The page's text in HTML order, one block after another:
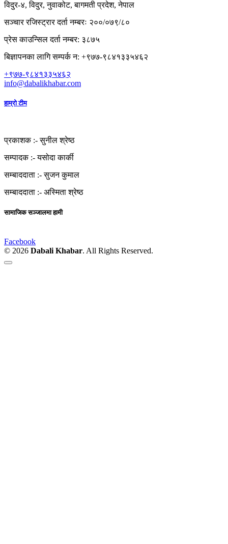
विदुर-४, विदुर, नुवाकोट, बागमती प्रदेश, नेपाल
सञ्चार रजिस्ट्रार दर्ता नम्बरः २००/०७९/८०
प्रेस काउन्सिल दर्ता नम्बर: ३८७५
बिज्ञापनका लागि सम्पर्क न: +९७७-९८४१३३५४६२
+९७७-९८४१३३५४६२
info@dabalikhabar.com
हाम्रो टीम
प्रकाशक :-सुनील श्रेष्ठ
सम्पादक :-यसोदा कार्की
सम्बाददाता :-सुजन कुमाल
सम्बाददाता :- अस्मिता श्रेष्ठ
सामाजिक सञ्जालमा हामी
Facebook
© 2026 Dabali Khabar. All Rights Reserved.